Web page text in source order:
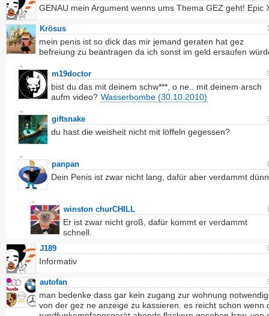
GENAU mein Argument wenns ums Thema GEZ geht! Epic
Krösus
mein penis ist so dick das mir jemand geraten hat gez
befreiung zu beantragen da ich sonst im geld ersaufen
m19doctor
bist du das mit deinem schw***, o ne.. mit deinem arsch
aufm video? Wasserbombe (30.10.2010)
giftsnake
du hast die weisheit nicht mit löffeln gegessen?
panpan
Dein Penis ist zwar nicht lang, dafür aber verdammt
winston churCHILL
Er ist zwar nicht groß, dafür kommt er verdammt
schnell.
J189
Informativ
autofan
man bedenke dass gar kein zugang zur wohnung
von der gez ne anzeige zu kassieren. es reicht schon wenn